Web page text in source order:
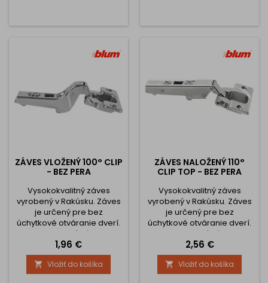
demontáž dvierok na
demontáž dvierok na
ZÁVES VLOŽENÝ 100° CLIP
- BEZ PERA
Vysokokvalitný záves
vyrobený v Rakúsku. Záves
je určený pre bez
úchytkové otváranie dverí.
Celokovový záves,
poniklovaný Nastavenia
čela v troch smeroch
Komfortné nastavenie
hĺbky pomocou
Cena
1,96 €
 Vložiť do košíka
ZÁVES NALOŽENÝ 110°
CLIP TOP - BEZ PERA
Vysokokvalitný záves
vyrobený v Rakúsku. Záves
je určený pre bez
úchytkové otváranie dverí.
Celokovový záves,
poniklovaný Nastavenia
čela v troch smeroch
Komfortné nastavenie
hĺbky pomocou
Cena
2,56 €
 Vložiť do košíka